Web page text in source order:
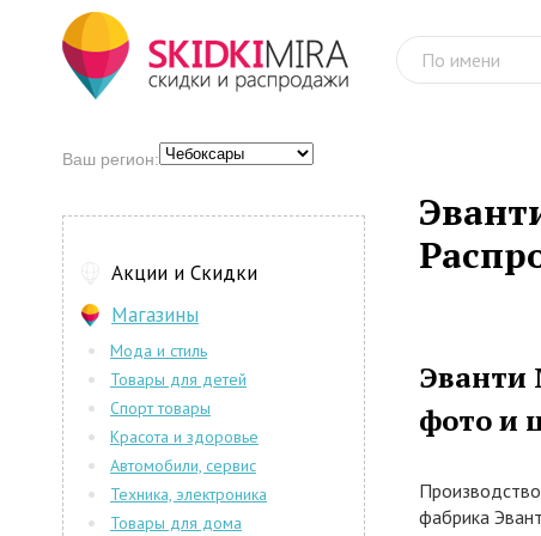
Эванти
фото и
фабрика
Ваш регион:
Акции и Скидки
Магазины
Мода и стиль
Товары для детей
Спорт товары
Красота и здоровье
Автомобили, сервис
Техника, электроника
Товары для дома